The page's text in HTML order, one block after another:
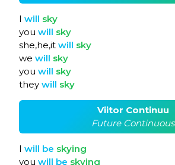
I will sky
you will sky
she,he,it will sky
we will sky
you will sky
they will sky
Viitor Continuu
Future Continuous
I will be skying
you will be skying